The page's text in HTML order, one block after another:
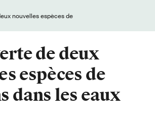
de deux
espèces de
dans les eaux